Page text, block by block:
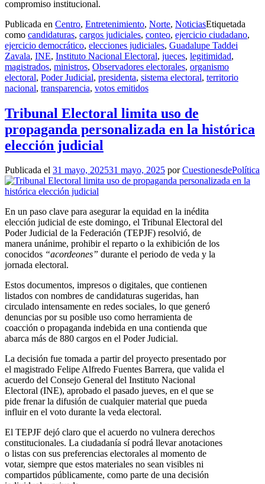
compromiso institucional.
Publicada en Centro, Entretenimiento, Norte, NoticiasEtiquetada
como candidaturas, cargos judiciales, conteo, ejercicio ciudadano,
ejercicio democrático, elecciones judiciales, Guadalupe Taddei
Zavala, INE, Instituto Nacional Electoral, jueces, legitimidad,
magistrados, ministros, Observadores electorales, organismo
electoral, Poder Judicial, presidenta, sistema electoral, territorio
nacional, transparencia, votos emitidos
Tribunal Electoral limita uso de
propaganda personalizada en la histórica
elección judicial
Publicada el 31 mayo, 202531 mayo, 2025 porCuestionesdePolítica
En un paso clave para asegurar la equidad en la inédita
elección judicial de este domingo, el Tribunal Electoral del
Poder Judicial de la Federación (TEPJF) resolvió, de
manera unánime, prohibir el reparto o la exhibición de los
conocidos “acordeones” durante el periodo de veda y la
jornada electoral.
Estos documentos, impresos o digitales, que contienen
listados con nombres de candidaturas sugeridas, han
circulado intensamente en redes sociales, lo que generó
denuncias por su posible uso como herramienta de
coacción o propaganda indebida en una contienda que
abarca más de 880 cargos en el Poder Judicial.
La decisión fue tomada a partir del proyecto presentado por
el magistrado Felipe Alfredo Fuentes Barrera, que valida el
acuerdo del Consejo General del Instituto Nacional
Electoral (INE), aprobado el pasado jueves, en el que se
pide frenar la difusión de cualquier material que pueda
influir en el voto durante la veda electoral.
El TEPJF dejó claro que el acuerdo no vulnera derechos
constitucionales. La ciudadanía sí podrá llevar anotaciones
o listas con sus preferencias electorales al momento de
votar, siempre que estos materiales no sean visibles ni
compartidos públicamente, como parte de una decisión